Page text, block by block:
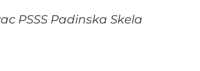
PSSS Padinska Skela